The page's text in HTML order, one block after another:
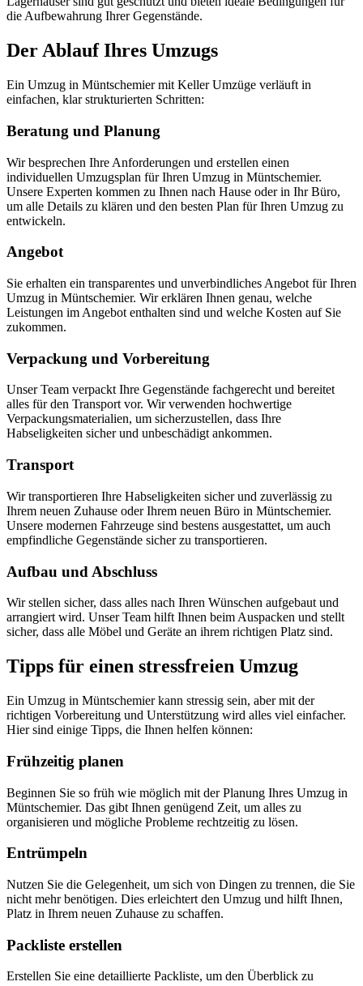
die Aufbewahrung Ihrer Gegenstände.
Der Ablauf Ihres Umzugs
Ein Umzug in Müntschemier mit Keller Umzüge verläuft in
einfachen, klar strukturierten Schritten:
Beratung und Planung
Wir besprechen Ihre Anforderungen und erstellen einen
individuellen Umzugsplan für Ihren Umzug in Müntschemier.
Unsere Experten kommen zu Ihnen nach Hause oder in Ihr Büro,
um alle Details zu klären und den besten Plan für Ihren Umzug zu
entwickeln.
Angebot
Sie erhalten ein transparentes und unverbindliches Angebot für Ihren
Umzug in Müntschemier. Wir erklären Ihnen genau, welche
Leistungen im Angebot enthalten sind und welche Kosten auf Sie
zukommen.
Verpackung und Vorbereitung
Unser Team verpackt Ihre Gegenstände fachgerecht und bereitet
alles für den Transport vor. Wir verwenden hochwertige
Verpackungsmaterialien, um sicherzustellen, dass Ihre
Habseligkeiten sicher und unbeschädigt ankommen.
Transport
Wir transportieren Ihre Habseligkeiten sicher und zuverlässig zu
Ihrem neuen Zuhause oder Ihrem neuen Büro in Müntschemier.
Unsere modernen Fahrzeuge sind bestens ausgestattet, um auch
empfindliche Gegenstände sicher zu transportieren.
Aufbau und Abschluss
Wir stellen sicher, dass alles nach Ihren Wünschen aufgebaut und
arrangiert wird. Unser Team hilft Ihnen beim Auspacken und stellt
sicher, dass alle Möbel und Geräte an ihrem richtigen Platz sind.
Tipps für einen stressfreien Umzug
Ein Umzug in Müntschemier kann stressig sein, aber mit der
richtigen Vorbereitung und Unterstützung wird alles viel einfacher.
Hier sind einige Tipps, die Ihnen helfen können:
Frühzeitig planen
Beginnen Sie so früh wie möglich mit der Planung Ihres Umzug in
Müntschemier. Das gibt Ihnen genügend Zeit, um alles zu
organisieren und mögliche Probleme rechtzeitig zu lösen.
Entrümpeln
Nutzen Sie die Gelegenheit, um sich von Dingen zu trennen, die Sie
nicht mehr benötigen. Dies erleichtert den Umzug und hilft Ihnen,
Platz in Ihrem neuen Zuhause zu schaffen.
Packliste erstellen
Erstellen Sie eine detaillierte Packliste, um den Überblick zu